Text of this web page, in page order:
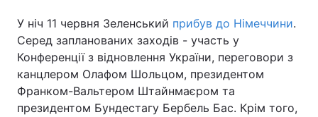
У ніч 11 червня Зеленський прибув до Німеччини.
Серед запланованих заходів - участь у
Конференції з відновлення України, переговори з
канцлером Олафом Шольцом, президентом
Франком-Вальтером Штайнмаєром та
президентом Бундестагу Бербель Бас. Крім того,